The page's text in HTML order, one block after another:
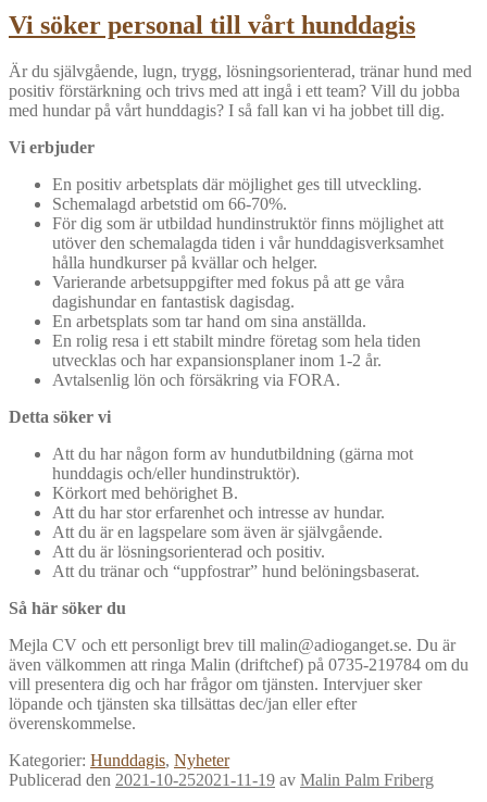
Vi söker personal till vårt hunddagis
Är du självgående, lugn, trygg, lösningsorienterad, tränar hund med
positiv förstärkning och trivs med att ingå i ett team? Vill du jobba
med hundar på vårt hunddagis? I så fall kan vi ha jobbet till dig.
Vi erbjuder
En positiv arbetsplats där möjlighet ges till utveckling.
Schemalagd arbetstid om 66-70%.
För dig som är utbildad hundinstruktör finns möjlighet att
utöver den schemalagda tiden i vår hunddagisverksamhet
hålla hundkurser på kvällar och helger.
Varierande arbetsuppgifter med fokus på att ge våra
dagishundar en fantastisk dagisdag.
En arbetsplats som tar hand om sina anställda.
En rolig resa i ett stabilt mindre företag som hela tiden
utvecklas och har expansionsplaner inom 1-2 år.
Avtalsenlig lön och försäkring via FORA.
Detta söker vi
Att du har någon form av hundutbildning (gärna mot
hunddagis och/eller hundinstruktör).
Körkort med behörighet B.
Att du har stor erfarenhet och intresse av hundar.
Att du är en lagspelare som även är självgående.
Att du är lösningsorienterad och positiv.
Att du tränar och “uppfostrar” hund belöningsbaserat.
Så här söker du
Mejla CV och ett personligt brev till malin@adioganget.se. Du är
även välkommen att ringa Malin (driftchef) på 0735-219784 om du
vill presentera dig och har frågor om tjänsten. Intervjuer sker
löpande och tjänsten ska tillsättas dec/jan eller efter
överenskommelse.
Kategorier: Hunddagis, Nyheter
Publicerad den 2021-10-252021-11-19 av Malin Palm Friberg